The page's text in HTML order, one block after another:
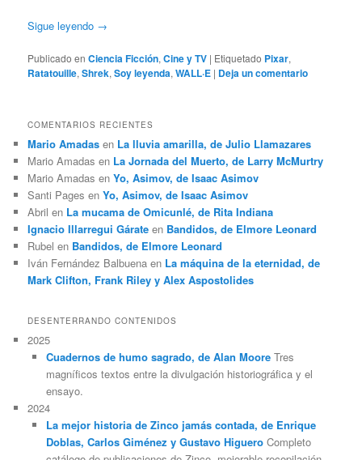
Sigue leyendo →
Publicado en Ciencia Ficción,Cine y TV | Etiquetado Pixar,
Ratatouille,Shrek,Soy leyenda,WALL·E | Deja un comentario
COMENTARIOS RECIENTES
Mario Amadas en La lluvia amarilla, de Julio Llamazares
Mario Amadas en La Jornada del Muerto, de Larry McMurtry
Mario Amadas enYo, Asimov, de Isaac Asimov
Santi Pages enYo, Asimov, de Isaac Asimov
Abril en La mucama de Omicunlé, de Rita Indiana
Ignacio Illarregui Gárate en Bandidos, de Elmore Leonard
Rubel en Bandidos, de Elmore Leonard
Iván Fernández Balbuena en La máquina de la eternidad, de
Mark Clifton, Frank Riley y Alex Aspostolides
DESENTERRANDO CONTENIDOS
2025
Cuadernos de humo sagrado, de Alan MooreTres
magníficos textos entre la divulgación historiográfica y el
ensayo.
2024
La mejor historia de Zinco jamás contada, de Enrique
Doblas, Carlos Giménez y Gustavo HigueroCompleto